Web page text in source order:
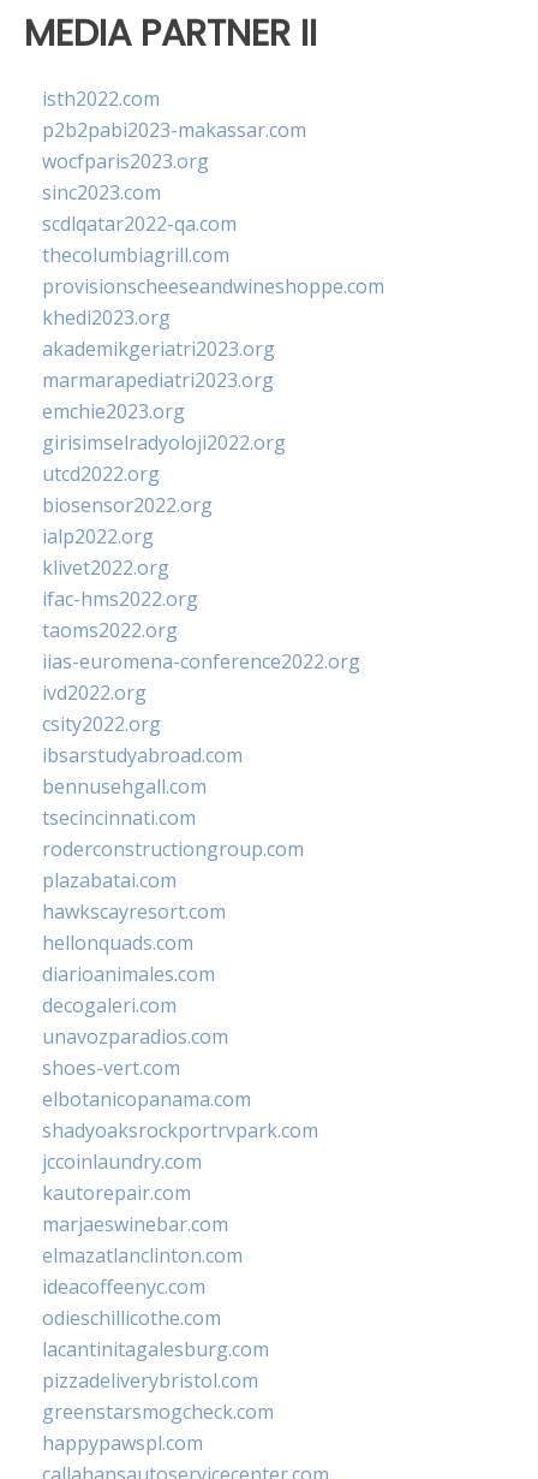
MEDIA PARTNER II
isth2022.com
p2b2pabi2023-makassar.com
wocfparis2023.org
sinc2023.com
scdlqatar2022-qa.com
thecolumbiagrill.com
provisionscheeseandwineshoppe.com
khedi2023.org
akademikgeriatri2023.org
marmarapediatri2023.org
emchie2023.org
girisimselradyoloji2022.org
utcd2022.org
biosensor2022.org
ialp2022.org
klivet2022.org
ifac-hms2022.org
taoms2022.org
iias-euromena-conference2022.org
ivd2022.org
csity2022.org
ibsarstudyabroad.com
bennusehgall.com
tsecincinnati.com
roderconstructiongroup.com
plazabatai.com
hawkscayresort.com
hellonquads.com
diarioanimales.com
decogaleri.com
unavozparadios.com
shoes-vert.com
elbotanicopanama.com
shadyoaksrockportrvpark.com
jccoinlaundry.com
kautorepair.com
marjaeswinebar.com
elmazatlanclinton.com
ideacoffeenyc.com
odieschillicothe.com
lacantinitagalesburg.com
pizzadeliverybristol.com
greenstarsmogcheck.com
happypawspl.com